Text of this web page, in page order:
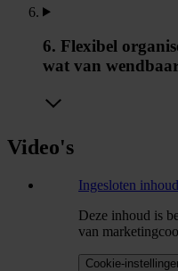
6. Flexibel
wat van
Video's
Ingesloten
Deze inhoud is
van
Cookie-